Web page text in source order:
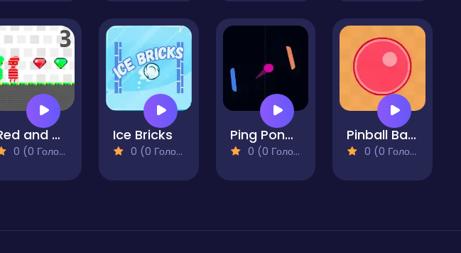
Red and Green 3
0 (0 Голосів)
Ice Bricks
0 (0 Голосів)
Ping Pong Legends
0 (0 Голосів)
Pinball Battles
0 (0 Голосів)